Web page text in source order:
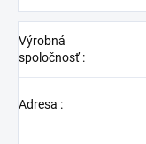
Výrobná
spoločnosť:
Adresa :